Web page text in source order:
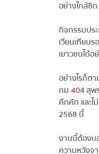
อย่างใกล้ชิด
กิจกรรมปร
เวียนเทียน
เยาวชนได้อ
อย่างไรก็ต
กม404สุพร
คึกคัก และไ
2568 นี้
งานนี้ต้องบ
ความหวังจ